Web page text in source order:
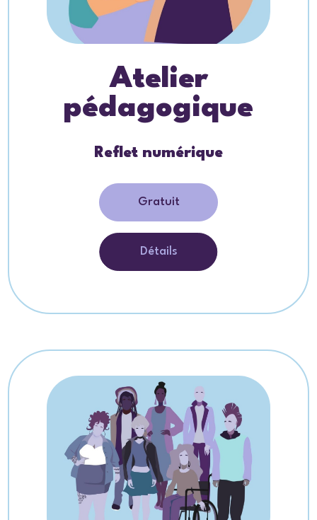
Atelier
pédagogique
Reflet numérique
Gratuit
Détails